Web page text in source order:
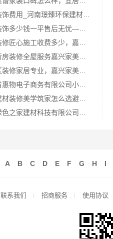
A B C D E F G H I
联系我们 招商服务 使用协议